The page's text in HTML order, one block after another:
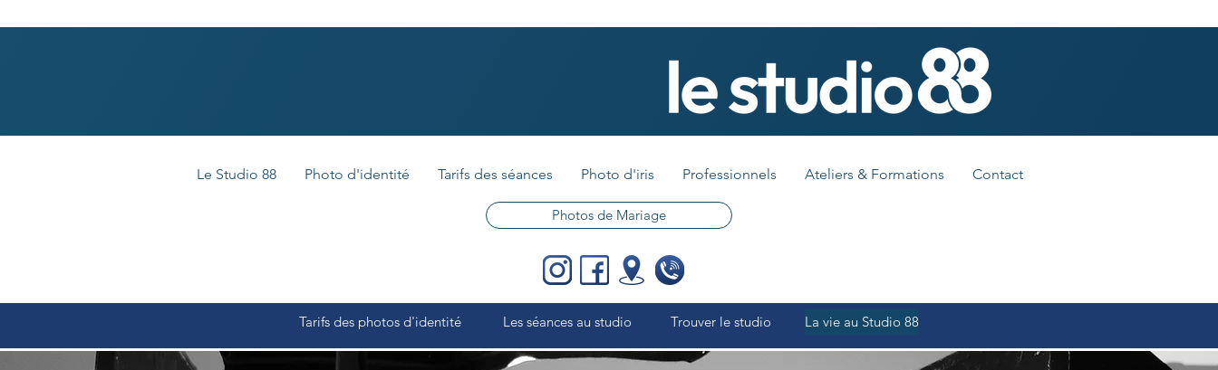
Le Studio 88 Photo d'identité Tarifs des séances Photo d'iris Professionnels Ateliers & Formations Contact
Photos de Mariage
Tarifs des photos d'identité Les séances au studio Trouver le studio La vie au Studio 88